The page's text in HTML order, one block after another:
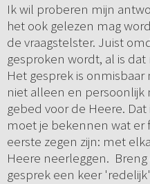
Ik wil proberen mijn
het ook gelezen mag
de vraagstelster. Juist
gesproken wordt, al is
Het gesprek is
niet alleen en persoonlijk
gebed voor de Heere.
moet je bekennen wat er
eerste zegen zijn: met
Heere neerleggen.
gesprek een keer